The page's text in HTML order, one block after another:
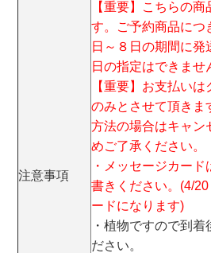
注意事項
【重要】こちらの
す。ご予約商品につ
日～８日の期間に
日の指定はできませ
【重要】お支払い
のみとさせて頂きま
方法の場合はキャン
めご了承ください。
・メッセージカー
書きください。(4/
ードになります)
・植物ですので到着
ださい。